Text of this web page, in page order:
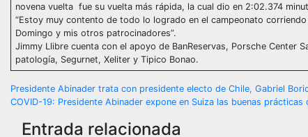
novena vuelta fue su vuelta más rápida, la cual dio en 2:02.374
“Estoy muy contento de todo lo logrado en el campeonato
Domingo y mis otros patrocinadores”.
Jimmy Llibre cuenta con el apoyo de BanReservas, Porsche Center
patología, Segurnet, Xeliter y Tipico Bonao.
Navegación
de
Presidente Abinader trata con presidente electo de Chile, Gabriel
COVID-19: Presidente Abinader expone en Suiza las buenas
Entrada relacionada